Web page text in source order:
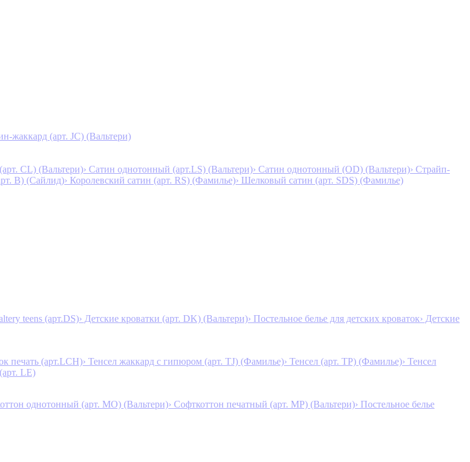
жаккард (арт. JC) (Вальтери)
СL) (Вальтери)› Сатин однотонный (арт.LS) (Вальтери)› Сатин однотонный (OD) (Вальтери)› Страйп-
В) (Сайлид)› Королевский сатин (арт. RS) (Фамилье)› Шелковый сатин (арт. SDS) (Фамилье)
teens (арт.DS)› Детские кроватки (арт. DK) (Вальтери)› Постельное белье для детских кроваток› Детские
печать (арт.LCH)› Тенсел жаккард с гипюром (арт. TJ) (Фамилье)› Тенсел (арт. ТР) (Фамилье)› Тенсел
LE)
однотонный (арт. MO) (Вальтери)› Софткоттон печатный (арт. MР) (Вальтери)› Постельное белье